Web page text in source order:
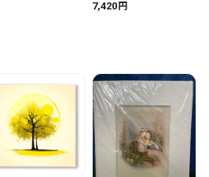
装飾画 植物装飾 南国 イ
ンテリア 花のポスター
7,420円